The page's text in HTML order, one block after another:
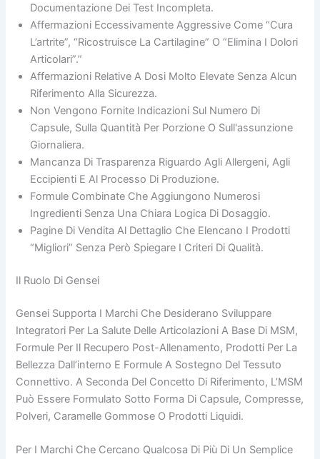
Documentazione Dei Test Incompleta.
Affermazioni Eccessivamente Aggressive Come “cura
L’artrite”, “ricostruisce La Cartilagine” O “elimina I Dolori
Articolari”.”
Affermazioni Relative A Dosi Molto Elevate Senza Alcun
Riferimento Alla Sicurezza.
Non Vengono Fornite Indicazioni Sul Numero Di
Capsule, Sulla Quantità Per Porzione O Sull'assunzione
Giornaliera.
Mancanza Di Trasparenza Riguardo Agli Allergeni, Agli
Eccipienti E Al Processo Di Produzione.
Formule Combinate Che Aggiungono Numerosi
Ingredienti Senza Una Chiara Logica Di Dosaggio.
Pagine Di Vendita Al Dettaglio Che Elencano I Prodotti
“migliori” Senza Però Spiegare I Criteri Di Qualità.
Il Ruolo Di Gensei
Gensei Supporta I Marchi Che Desiderano Sviluppare
Integratori Per La Salute Delle Articolazioni A Base Di MSM,
Formule Per Il Recupero Post-Allenamento, Prodotti Per La
Bellezza Dall’interno E Formule A Sostegno Del Tessuto
Connettivo. A Seconda Del Concetto Di Riferimento, L’MSM
Può Essere Formulato Sotto Forma Di Capsule, Compresse,
Polveri, Caramelle Gommose O Prodotti Liquidi.
Per I Marchi Che Cercano Qualcosa Di Più Di Un Semplice